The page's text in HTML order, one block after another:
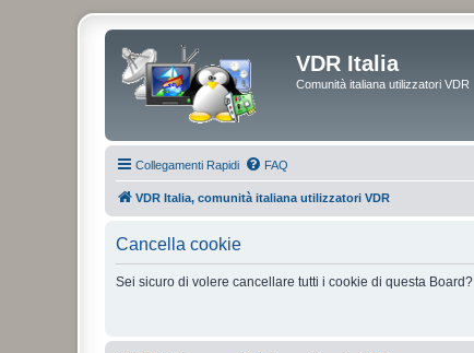
VDR Italia
Comunità italiana utilizzatori VDR
Collegamenti Rapidi FAQ
VDR Italia, comunità italiana utilizzatori VDR
Cancella cookie
Sei sicuro di volere cancellare tutti i cookie di questa Board?